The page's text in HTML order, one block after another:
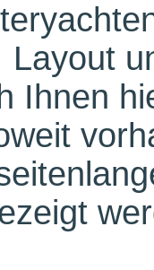
Layout
Ihnen